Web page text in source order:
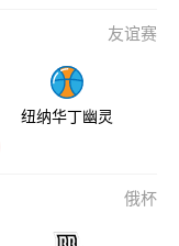
友谊赛
纽纳华丁幽灵
俄杯